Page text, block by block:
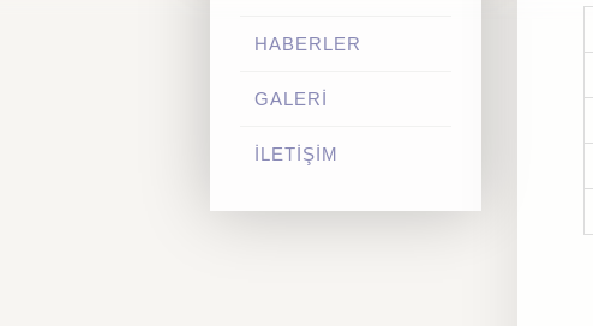
HABERLER
GALERİ
İLETİŞİM